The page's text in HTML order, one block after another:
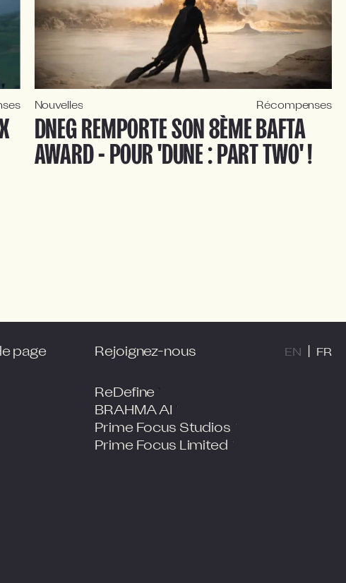
Nouvelles Récompenses
DNEG REMPORTE SON 8ÈME BAFTA
AWARD - POUR 'DUNE : PART TWO' !
page Rejoignez-nous
ReDefine
BRAHMA AI
Prime Focus Studios
Prime Focus Limited
EN FR